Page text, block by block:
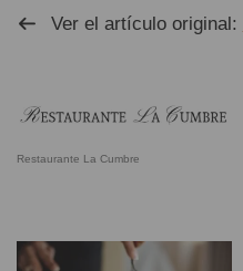
Ver el artículo original:
Restaurante La Cumbre